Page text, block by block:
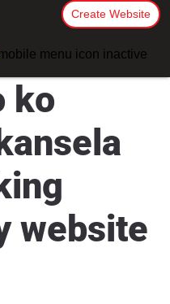
Create Website
ko
website